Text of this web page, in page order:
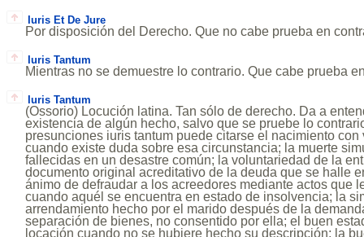
Iuris Et De Jure
Por disposición del Derecho. Que no cabe prueba en
Iuris Tantum
Mientras no se demuestre lo contrario. Que cabe prueba
Iuris Tantum
(Ossorio) Locución latina. Tan sólo de derecho. Da a
existencia de algún hecho, salvo que se pruebe lo
presunciones iuris tantum puede citarse el nacimiento
cuando existe duda sobre esa circunstancia; la muerte
fallecidas en un desastre común; la voluntariedad de la
documento original acreditativo de la deuda que se halle
ánimo de defraudar a los acreedores mediante actos que
cuando aquél se encuentra en estado de insolvencia; la
arrendamiento hecho por el marido después de la
separación de bienes, no consentido por ella; el buen
locación cuando no se hubiere hecho su descripción; la